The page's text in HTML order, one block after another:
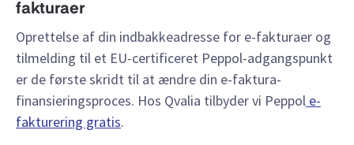
fakturaer
Oprettelse af din indbakkeadresse for e-fakturaer og
tilmelding til et EU-certificeret Peppol-adgangspunkt
er de første skridt til at ændre din e-faktura-
finansieringsproces. Hos Qvalia tilbyder vi Peppol e-
fakturering gratis.